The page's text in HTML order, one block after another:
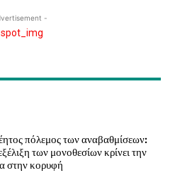
-
πόλεμος των αναβαθμίσεων:
των μονοθεσίων κρίνει την
στην κορυφή